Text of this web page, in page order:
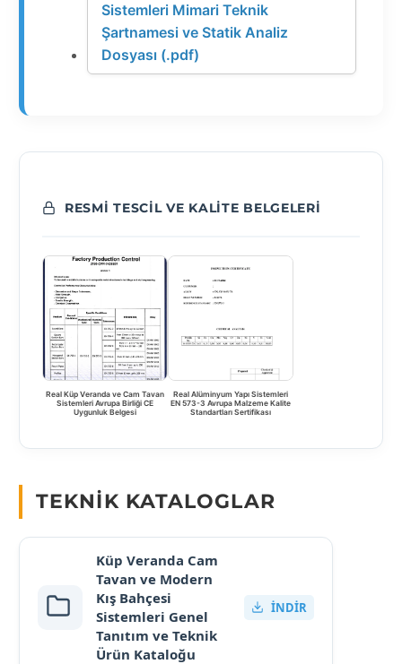
Sistemleri Mimari Teknik
Şartnamesi ve Statik Analiz
Dosyası (.pdf)
RESMI TESCIL VE KALITE BELGELERI
Real Küp Veranda ve Cam Tavan
Sistemleri Avrupa Birliği CE
Uygunluk Belgesi
Real Alüminyum Yapı Sistemleri
EN 573-3 Avrupa Malzeme Kalite
Standartları Sertifikası
TEKNIK KATALOGLAR
Küp Veranda Cam
Tavan ve Modern
Kış Bahçesi
Sistemleri Genel
Tanıtım ve Teknik
Ürün Kataloğu
İNDIR